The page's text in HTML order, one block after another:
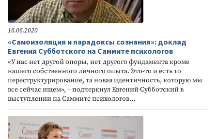
16.06.2020
«Самоизоляция и парадоксы сознания»: доклад
Евгения Субботского на Саммите психологов
«У нас нет другой опоры, нет другого фундамента кроме
нашего собственного личного опыта. Это-то и есть то
переструктурирование, та новая идентичность, которую мы
все сейчас ищем», – подчеркнул Евгений Субботский в
выступлении на Саммите психологов…